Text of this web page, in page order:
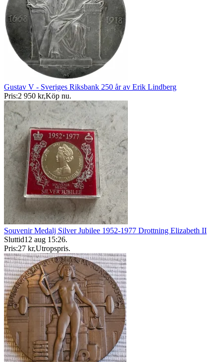
Gustav V - Sveriges Riksbank 250 år av Erik Lindberg
Pris:2 950 kr,Köp nu.
Souvenir Medalj Silver Jubilee 1952-1977 Drottning Elizabeth II
Sluttid12 aug 15:26.
Pris:27 kr,Utropspris.